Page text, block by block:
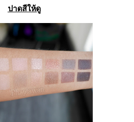
ปาดสีให้ดู